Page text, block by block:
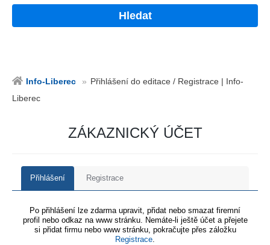
Hledat
Info-Liberec
Přihlášení do editace / Registrace | Info-
Liberec
ZÁKAZNICKÝ ÚČET
Přihlášení Registrace
Po přihlášení lze zdarma upravit, přidat nebo smazat firemní
profil nebo odkaz na www stránku. Nemáte-li ještě účet a přejete
si přidat firmu nebo www stránku, pokračujte přes záložku
Registrace.